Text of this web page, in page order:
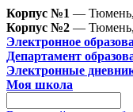
Корпус №1 — Тюмень,
Корпус №2 — Тюмень,
Электронное
Департамент
Электронные
Моя школа